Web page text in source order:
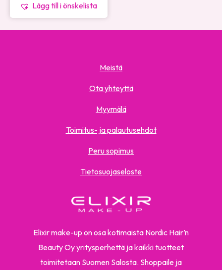
Lägg till i önskelista
Elixir make-up on osa kotimaista Nordic Hair’n
Beauty Oy yritysperhettä ja kaikki tuotteet
toimitetaan Suomen Salosta. Shoppaile ja
Meistä
Ota yhteyttä
Myymälä
Toimitus- ja palautusehdot
Peru sopimus
Tietosuojaseloste